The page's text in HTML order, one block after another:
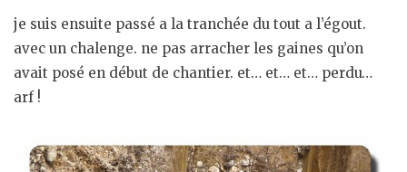
je suis ensuite passé a la tranchée du tout a l’égout.
avec un chalenge. ne pas arracher les gaines qu’on
avait posé en début de chantier. et… et… et… perdu…
arf !